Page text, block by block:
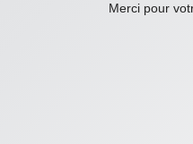
Merci pour